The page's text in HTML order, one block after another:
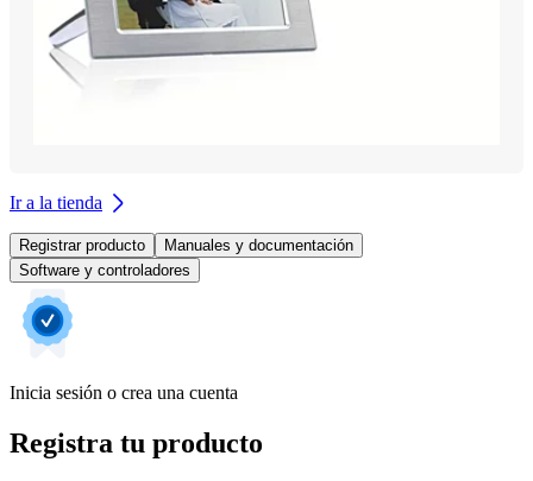
Ir a la tienda
Registrar producto
Manuales y documentación
Software y controladores
Inicia sesión o crea una cuenta
Registra tu producto